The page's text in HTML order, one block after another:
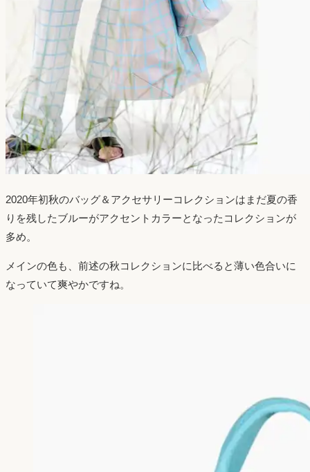
2020年初秋のバッグ＆アクセサリーコレクションはまだ夏の香
りを残したブルーがアクセントカラーとなったコレクションが
多め。
メインの色も、前述の秋コレクションに比べると薄い色合いに
なっていて爽やかですね。